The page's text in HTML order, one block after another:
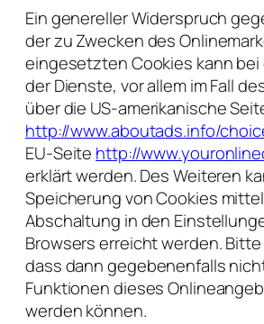
Ein genereller Widerspruch
der zu Zwecken des
eingesetzten Cookies kann bei
der Dienste, vor allem im Fall
über die US-amerikanische
http://www.aboutads.info/
EU-Seite http://
erklärt werden. Des Weiteren
Speicherung von Cookies
Abschaltung in den
Browsers erreicht werden.
dass dann gegebenenfalls
Funktionen dieses
werden können.